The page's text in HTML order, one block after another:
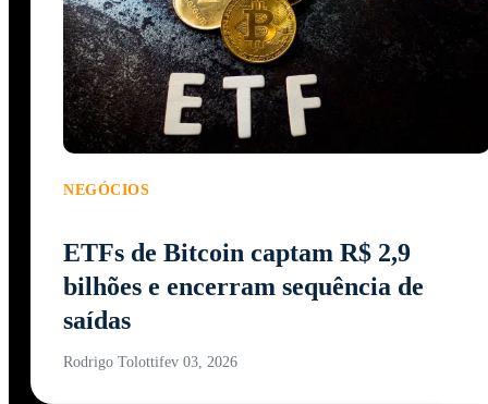
NEGÓCIOS
ETFs de Bitcoin captam R$ 2,9
bilhões e encerram sequência de
saídas
Rodrigo Tolottifev 03, 2026